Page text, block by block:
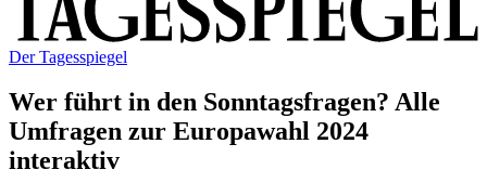
Der Tagesspiegel
Wer führt in den Sonntagsfragen? Alle
Umfragen zur Europawahl 2024
interaktiv